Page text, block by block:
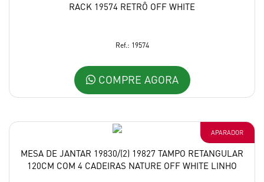
RACK 19574 RETRÔ OFF WHITE
Ref.: 19574
COMPRE AGORA
APARADOR
MESA DE JANTAR 19830/(2) 19827 TAMPO RETANGULAR
120CM COM 4 CADEIRAS NATURE OFF WHITE LINHO